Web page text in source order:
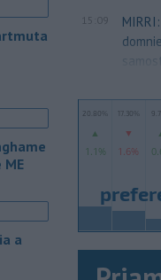
rizík
sa
(OSN)
a
15:09